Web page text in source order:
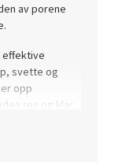
av porene
effektive
svette og
opp
ren og klar.
Peel Acid ™